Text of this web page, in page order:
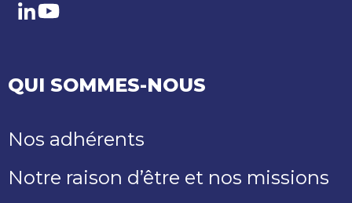
LinkedIn
Youtube
QUI SOMMES-NOUS
Nos adhérents
Notre raison d’être et nos missions